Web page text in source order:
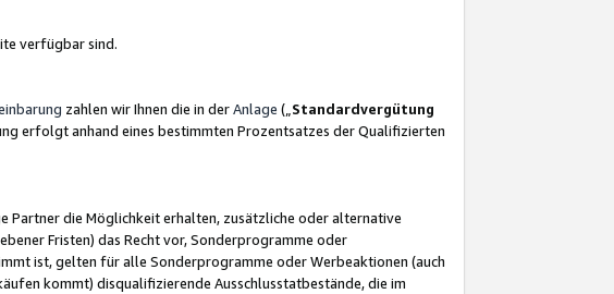
verfügbar sind.
zahlen wir Ihnen die in derAnlage („ Standardvergütung
erfolgt anhand eines bestimmten Prozentsatzes der Qualifizierten
Partner die Möglichkeit erhalten, zusätzliche oder alternative
Fristen) das Recht vor, Sonderprogramme oder
ist, gelten für alle Sonderprogramme oder Werbeaktionen (auch
kommt) disqualifizierende Ausschlusstatbestände, die im